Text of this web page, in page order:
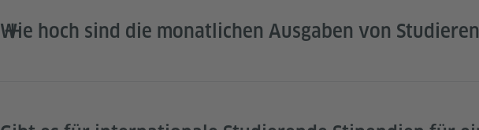
Wie hoch sind die monatlichen Ausgaben von